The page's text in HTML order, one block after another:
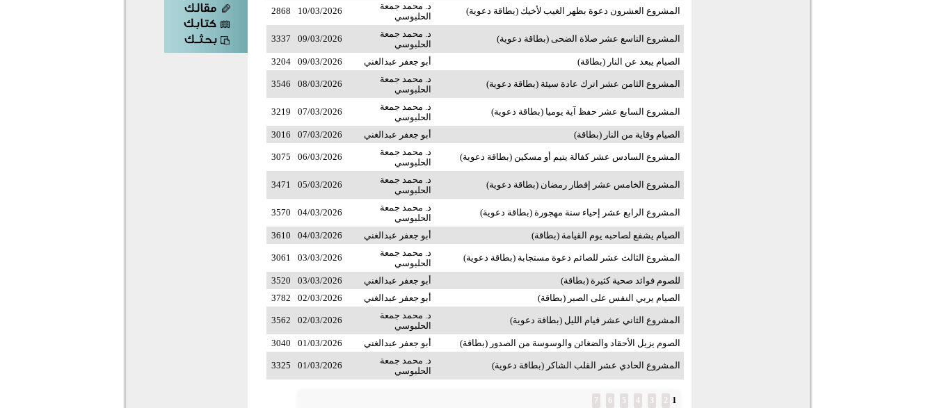
المشروع العشرون دعوة بظهر الغيب لأخيك (بطاقة دعوية)
د. محمد جمعة
الحلبوسي
10/03/2026
2868
المشروع التاسع عشر صلاة الضحى (بطاقة دعوية)
د. محمد جمعة
الحلبوسي
09/03/2026
3337
الصيام يبعد عن النار (بطاقة) أبو جعفر عبدالغني 09/03/2026
3204
المشروع الثامن عشر اترك عادة سيئة (بطاقة دعوية)
د. محمد جمعة
الحلبوسي
08/03/2026
3546
المشروع السابع عشر حفظ آية يوميا (بطاقة دعوية)
د. محمد جمعة
الحلبوسي
07/03/2026
3219
الصيام وقاية من النار (بطاقة) أبو جعفر عبدالغني 07/03/2026
3016
المشروع السادس عشر كفالة يتيم أو مسكين (بطاقة دعوية)
د. محمد جمعة
الحلبوسي
06/03/2026
3075
المشروع الخامس عشر إفطار رمضان (بطاقة دعوية)
د. محمد جمعة
الحلبوسي
05/03/2026
3471
المشروع الرابع عشر إحياء سنة مهجورة (بطاقة دعوية)
د. محمد جمعة
الحلبوسي
04/03/2026
3570
الصيام يشفع لصاحبه يوم القيامة (بطاقة) أبو جعفر عبدالغني 04/03/2026
3610
المشروع الثالث عشر للصائم دعوة مستجابة (بطاقة دعوية)
د. محمد جمعة
الحلبوسي
03/03/2026
3061
للصوم فوائد صحية كثيرة (بطاقة) أبو جعفر عبدالغني 03/03/2026
3520
الصيام يربي النفس على الصبر (بطاقة)
أبو جعفر عبدالغني 02/03/2026
3782
المشروع الثاني عشر قيام الليل (بطاقة دعوية)
د. محمد جمعة
الحلبوسي
02/03/2026
3562
الصوم يزيل الأحقاد والضغائن والوسوسة من الصدور (بطاقة) أبو جعفر عبدالغني 01/03/2026
3040
المشروع الحادي عشر القلب الشاكر (بطاقة دعوية)
د. محمد جمعة
الحلبوسي
01/03/2026
3325
1
2
3
4
5
6
7